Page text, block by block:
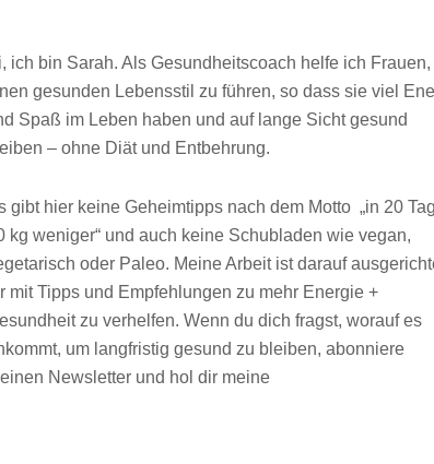
ich bin Sarah. Als Gesundheitscoach helfe ich Frauen,
gesunden Lebensstil zu führen, so dass sie viel
Spaß im Leben haben und auf lange Sicht gesund
– ohne Diät und Entbehrung.
gibt hier keine Geheimtipps nach dem Motto „in 20
kg weniger“ und auch keine Schubladen wie vegan,
oder Paleo. Meine Arbeit ist darauf
mit Tipps und Empfehlungen zu mehr Energie +
zu verhelfen. Wenn du dich fragst, worauf es
um langfristig gesund zu bleiben, abonniere
Newsletter und hol dir meine